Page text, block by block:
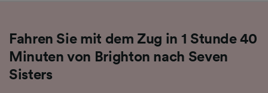
Fahren Sie mit dem Zug in 1 Stunde 40
Minuten von Brighton nach Seven
Sisters